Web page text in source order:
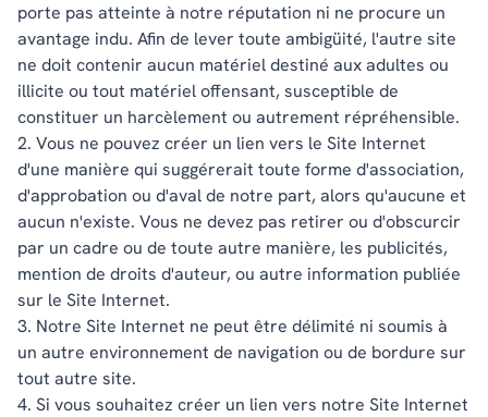
porte pas atteinte à notre réputation ni ne procure un
avantage indu. Afin de lever toute ambigüité, l'autre site
ne doit contenir aucun matériel destiné aux adultes ou
illicite ou tout matériel offensant, susceptible de
constituer un harcèlement ou autrement répréhensible.
2. Vous ne pouvez créer un lien vers le Site Internet
d'une manière qui suggérerait toute forme d'association,
d'approbation ou d'aval de notre part, alors qu'aucune et
aucun n'existe. Vous ne devez pas retirer ou d'obscurcir
par un cadre ou de toute autre manière, les publicités,
mention de droits d'auteur, ou autre information publiée
sur le Site Internet.
3. Notre Site Internet ne peut être délimité ni soumis à
un autre environnement de navigation ou de bordure sur
tout autre site.
4. Si vous souhaitez créer un lien vers notre Site Internet